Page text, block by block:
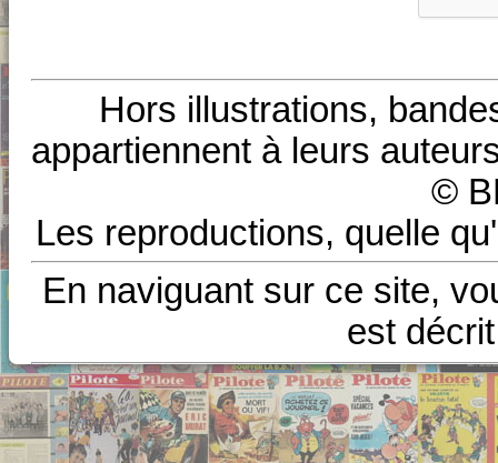
Hors illustrations,
appartiennent à leurs
©
Les reproductions, quelle
En naviguant sur ce site,
est